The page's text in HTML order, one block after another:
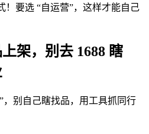
！要选 “自运营”，这样才能自己
架，别去 1688 瞎
，别自己瞎找品，用工具抓同行